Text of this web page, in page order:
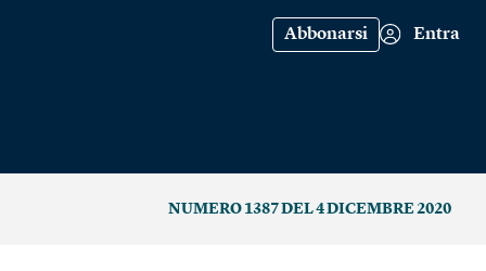
Abbonarsi Entra
NUMERO 1387 DEL 4 DICEMBRE 2020